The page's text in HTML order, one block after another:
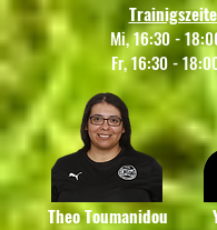
Mi, 16:30 -
Fr, 16:30 -
Theo Toumanidou